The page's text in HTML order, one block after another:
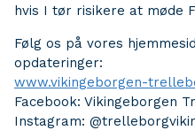
hvis I tør risikere at møde
Følg os på vores
opdateringer:
www.vikingeborgen-
Facebook: Vikingeborgen
Instagram: